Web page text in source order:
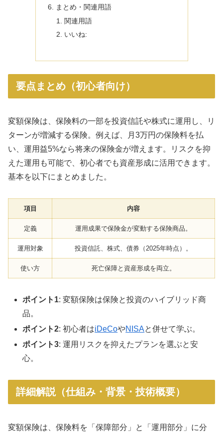
まとめ・関連用語
関連用語
いいね:
要点まとめ（初心者向け）
変額保険は、保険料の一部を投資信託や株式に運用し、リ
ターンが増減する保険。例えば、月3万円の保険料を払
い、運用益5%なら将来の保険金が増えます。リスクを抑
えた運用も可能で、初心者でも資産形成に活用できます。
基本を以下にまとめました。
項目 内容
定義 運用成果で保険金が変動する保険商品。
運用対象 投資信託、株式、債券（2025年時点）。
使い方 死亡保障と資産形成を両立。
ポイント1: 変額保険は保険と投資のハイブリッド商
品。
ポイント2: 初心者はiDeCoやNISAと併せて学ぶ。
ポイント3: 運用リスクを抑えたプランを選ぶと安
心。
詳細解説（仕組み・背景・技術概要）
変額保険は、保険料を「保障部分」と「運用部分」に分